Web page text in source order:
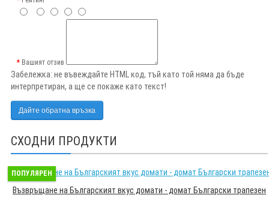
Вашият отзив
Забележка: не въвеждайте HTML код, тъй като той няма да бъде
интерпретиран, а ще се покаже като текст!
Дайте обратна връзка
СХОДНИ ПРОДУКТИ
ПОПУЛЯРЕН
Възвръщане на Българският вкус домати - домат Български трапезен